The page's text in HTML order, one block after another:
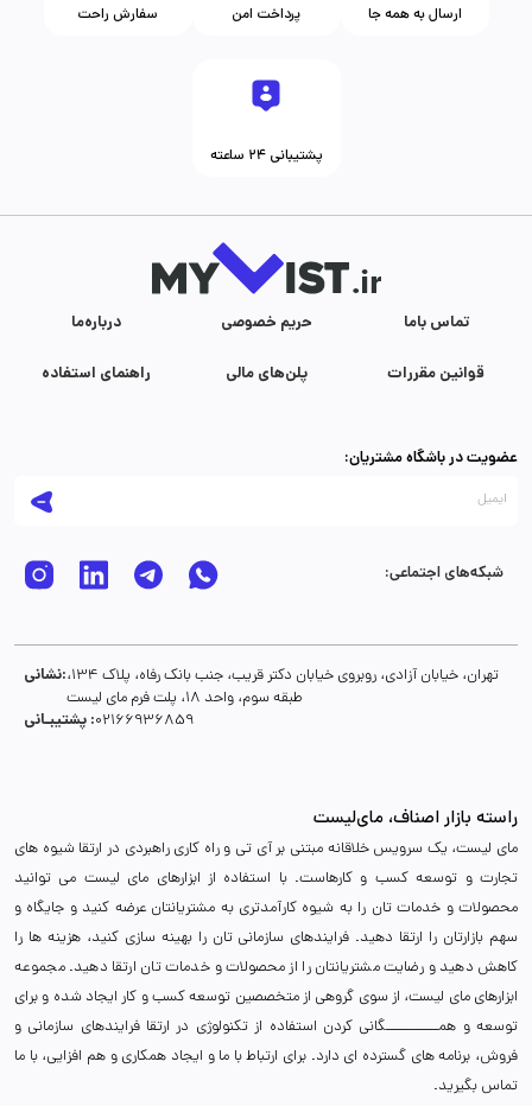
سفارش راحت پرداخت امن ارسال به همه جا
پشتیبانی ۲۴ ساعته
درباره‌ما حریم خصوصی تماس با‌ما
راهنمای استفاده پلن‌های مالی قوانین مقررات
عضویت در باشگاه مشتریان:
شبکه‌های اجتماعی:
نشانی:تهران، خیابان آزادی، روبروی خیابان دکتر قریب، جنب بانک رفاه، پلاک 134،
طبقه سوم، واحد 18، پلت فرم مای لیست
پشتیبـانی :02166936859
راسته بازار اصناف، مای‌لیست
مای لیست، یک سرویس خلاقانه مبتنی بر آی تی و راه کاری راهبردی در ارتقا شیوه های
تجارت و توسعه کسب و کارهاست. با استفاده از ابزارهای مای لیست می توانید
محصولات و خدمات تان را به شیوه کارآمدتری به مشتریانتان عرضه کنید و جایگاه و
سهم بازارتان را ارتقا دهید. فرایندهای سازمانی تان را بهینه سازی کنید، هزینه ها را
کاهش دهید و رضایت مشتریانتان را از محصولات و خدمات تان ارتقا دهید. مجموعه
ابزارهای مای لیست، از سوی گروهی از متخصصین توسعه کسب و کار ایجاد شده و برای
توسعه و همـــــــــــگانی کردن استفاده از تکنولوژی در ارتقا فرایندهای سازمانی و
فروش، برنامه های گسترده ای دارد. برای ارتباط با ما و ایجاد همکاری و هم افزایی، با ما
تماس بگیرید.